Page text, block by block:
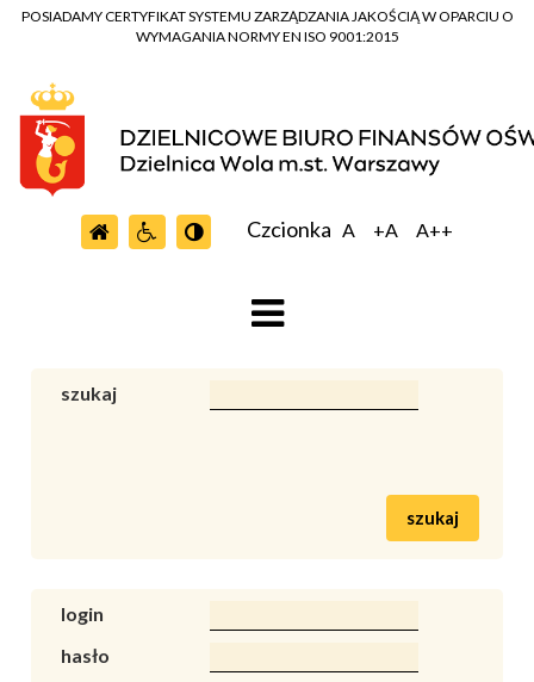
POSIADAMY CERTYFIKAT SYSTEMU ZARZĄDZANIA JAKOŚCIĄ W OPARCIU O
WYMAGANIA NORMY EN ISO 9001:2015
Czcionka A +A A++
szukaj
szukaj
login
hasło